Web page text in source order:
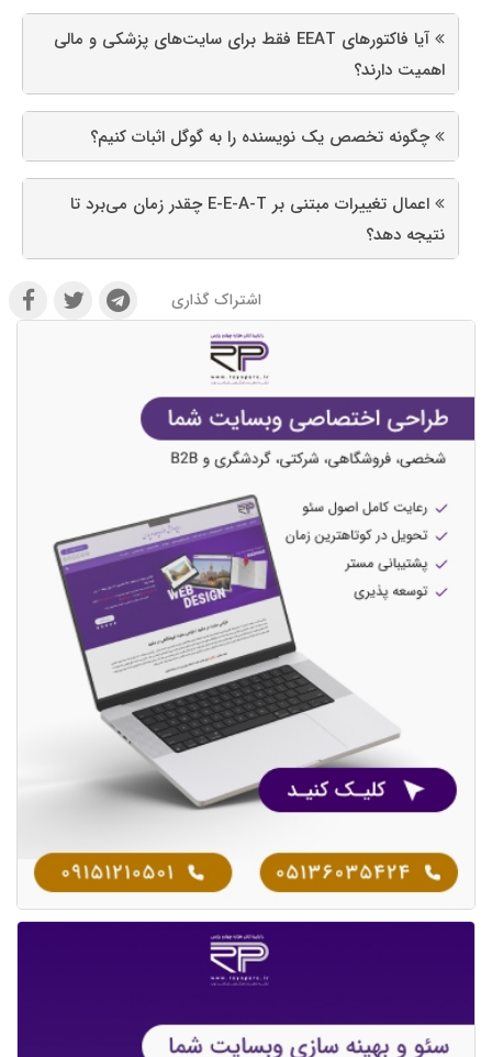
آیا فاکتورهای EEAT فقط برای سایت‌های پزشکی و مالی
اهمیت دارند؟
چگونه تخصص یک نویسنده را به گوگل اثبات کنیم؟
اعمال تغییرات مبتنی بر E-E-A-T چقدر زمان می‌برد تا
نتیجه دهد؟
اشتراک گذاری